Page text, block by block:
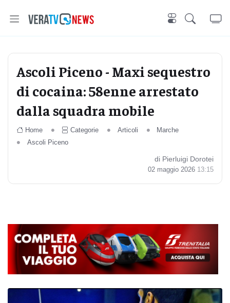
Ascoli Piceno - Maxi sequestro
di cocaina: 58enne arrestato
dalla squadra mobile
Home Categorie Articoli
Marche
Ascoli Piceno
di Pierluigi Dorotei
02 maggio 2026 13:15